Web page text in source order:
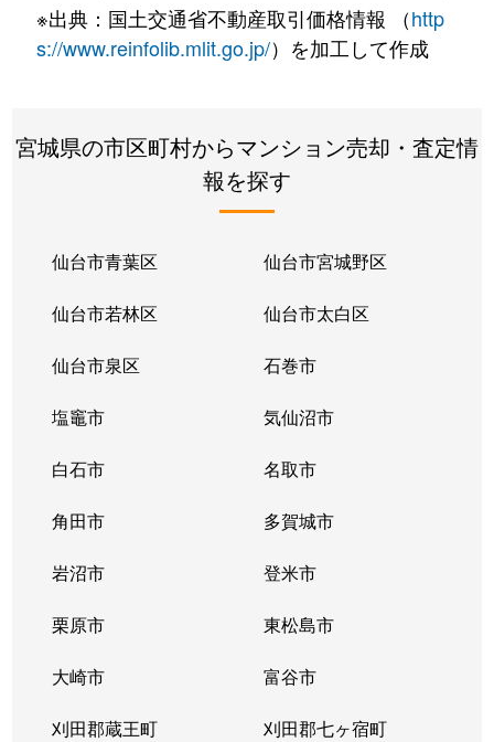
※出典：国土交通省不動産取引価格情報 （http
s://www.reinfolib.mlit.go.jp/）を加工して作成
宮城県の市区町村からマンション売却・査定情
報を探す
仙台市青葉区 仙台市宮城野区
仙台市若林区 仙台市太白区
仙台市泉区 石巻市
塩竈市 気仙沼市
白石市 名取市
角田市 多賀城市
岩沼市 登米市
栗原市 東松島市
大崎市 富谷市
刈田郡蔵王町 刈田郡七ヶ宿町